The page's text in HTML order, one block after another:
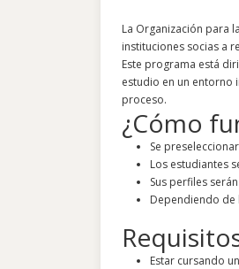
La Organización para
instituciones socias a
Este programa está
estudio en un entorno
proceso.
¿Cómo
Se
Los estudiantes
Sus perfiles
Dependiendo de
Estar cursando